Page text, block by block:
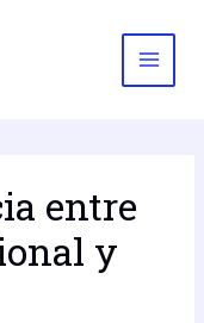
entre
y